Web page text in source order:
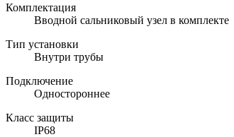
Комплектация
Вводной сальниковый узел в комплекте
Тип установки
Внутри трубы
Подключение
Одностороннее
Класс защиты
IP68